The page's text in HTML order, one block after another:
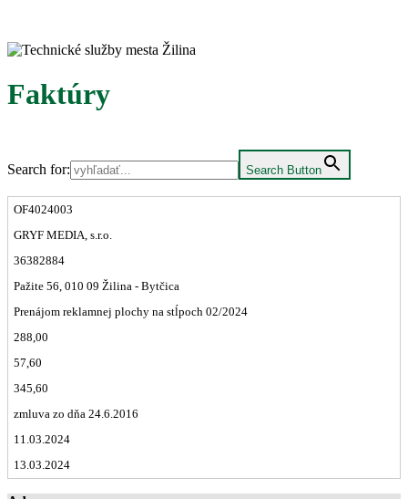
Faktúry
Search for: Search Button
OF4024003
GRYF MEDIA, s.r.o.
36382884
Pažite 56, 010 09 Žilina - Bytčica
Prenájom reklamnej plochy na stĺpoch 02/2024
288,00
57,60
345,60
zmluva zo dňa 24.6.2016
11.03.2024
13.03.2024